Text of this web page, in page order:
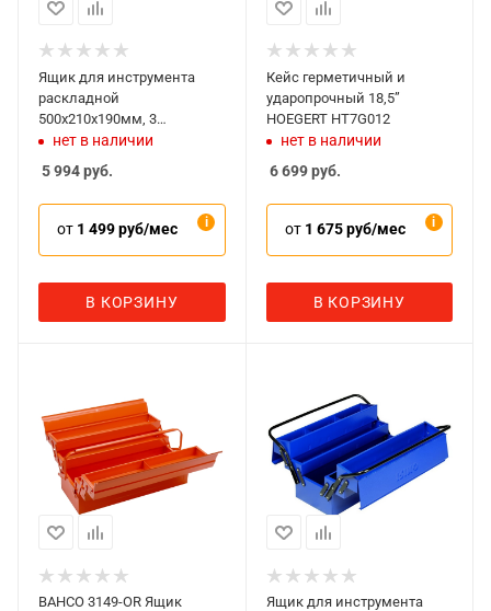
Ящик для инструмента
раскладной
500x210x190мм, 3
отделения, IRIMO 902031
нет в наличии
5 994руб.
от 1 499 руб/мес
В КОРЗИНУ
Кейс герметичный и
ударопрочный 18,5”
HOEGERT HT7G012
нет в наличии
6 699руб.
от 1 675 руб/мес
В КОРЗИНУ
BAHCO 3149-OR Ящик Ящик для инструмента